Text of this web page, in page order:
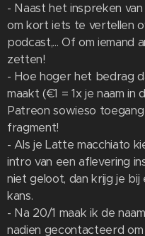
- Naast het inspreken
om kort iets te vertellen
podcast,... Of om iemand
zetten!
- Hoe hoger het bedrag
maakt (€1 = 1x je naam
Patreon sowieso
fragment!
- Als je Latte macchiato
intro van een aflevering
niet geloot, dan krijg je
kans.
- Na 20/1 maak ik de
nadien gecontacteerd